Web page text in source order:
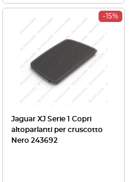
-15%
Jaguar XJ Serie 1 Copri
altoparlanti per cruscotto
Nero 243692